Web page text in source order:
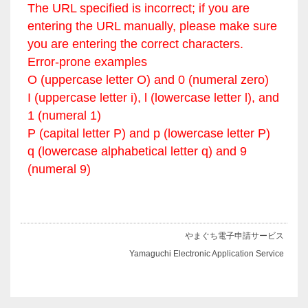
The URL specified is incorrect; if you are
entering the URL manually, please make sure
you are entering the correct characters.
Error-prone examples
O (uppercase letter O) and 0 (numeral zero)
I (uppercase letter i), l (lowercase letter l), and
1 (numeral 1)
P (capital letter P) and p (lowercase letter P)
q (lowercase alphabetical letter q) and 9
(numeral 9)
やまぐち電子申請サービス
Yamaguchi Electronic Application Service